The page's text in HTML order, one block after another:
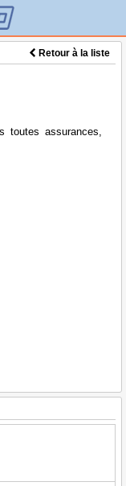
Retour à la liste
toutes assurances,